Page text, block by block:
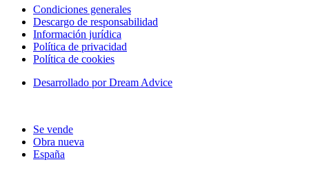
Condiciones generales
Descargo de responsabilidad
Información jurídica
Política de privacidad
Política de cookies
Desarrollado por Dream Advice
Se vende
Obra nueva
España